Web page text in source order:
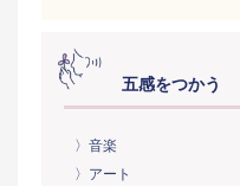
五感をつかう
〉音楽
〉アート